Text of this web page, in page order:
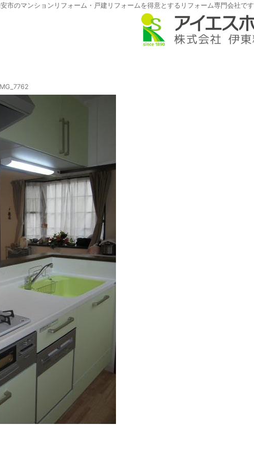
市のマンションリフォーム・戸建リフォームを得意とするリフォーム専門会社です